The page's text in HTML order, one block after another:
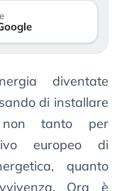
diventate
di installare
tanto per
europeo di
quanto
Ora è